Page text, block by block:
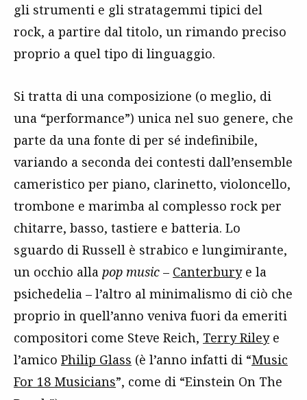
gli strumenti e gli stratagemmi tipici del
rock, a partire dal titolo, un rimando preciso
proprio a quel tipo di linguaggio.
Si tratta di una composizione (o meglio, di
una “performance”) unica nel suo genere, che
parte da una fonte di per sé indefinibile,
variando a seconda dei contesti dall’ensemble
cameristico per piano, clarinetto, violoncello,
trombone e marimba al complesso rock per
chitarre, basso, tastiere e batteria. Lo
sguardo di Russell è strabico e lungimirante,
un occhio alla pop music – Canterburye la
psichedelia – l’altro al minimalismo di ciò che
proprio in quell’anno veniva fuori da emeriti
compositori come Steve Reich, Terry Rileye
l’amico Philip Glass (è l’anno infatti di “Music
For 18 Musicians”, come di “Einstein On The